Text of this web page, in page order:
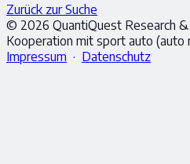
Zurück zur Suche
© 2026 QuantiQuest Research &
Kooperation mit sport auto (auto
Impressum · Datenschutz